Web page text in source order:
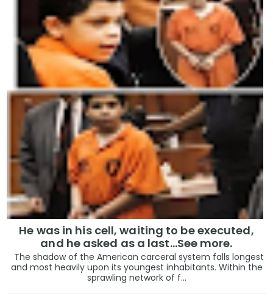
He was in his cell, waiting to be executed,
and he asked as a last…See more.
The shadow of the American carceral system falls longest
and most heavily upon its youngest inhabitants. Within the
sprawling network of f...